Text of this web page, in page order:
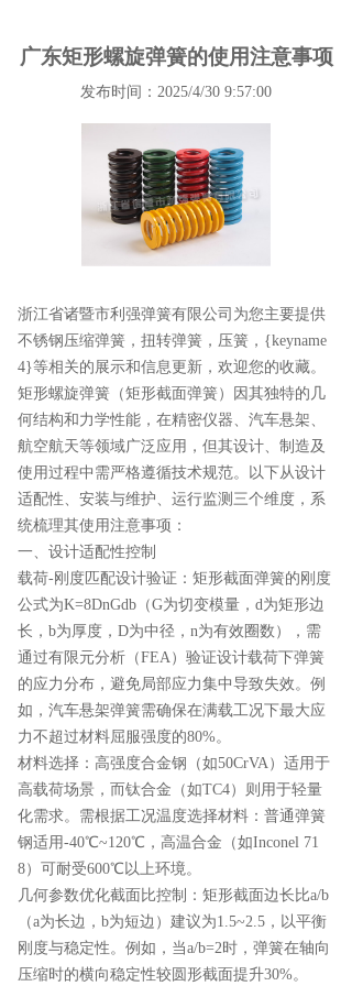
广东矩形螺旋弹簧的使用注意事项
发布时间：2025/4/30 9:57:00
浙江省诸暨市利强弹簧有限公司为您主要提供
不锈钢压缩弹簧 ，扭转弹簧，压簧，{keyname
4}等相关的展示和信息更新，欢迎您的收藏。
矩形螺旋弹簧（矩形截面弹簧）因其独特的几
何结构和力学性能，在精密仪器、汽车悬架、
航空航天等领域广泛应用，但其设计、制造及
使用过程中需严格遵循技术规范。以下从设计
适配性、安装与维护、运行监测三个维度，系
统梳理其使用注意事项：
一、设计适配性控制
载荷-刚度匹配设计验证：矩形截面弹簧的刚度
公式为K=8DnGdb​（G为切变模量，d为矩形边
长，b为厚度，D为中径，n为有效圈数），需
通过有限元分析（FEA）验证设计载荷下弹簧
的应力分布，避免局部应力集中导致失效。例
如，汽车悬架弹簧需确保在满载工况下最大应
力不超过材料屈服强度的80%。
材料选择：高强度合金钢（如50CrVA）适用于
高载荷场景，而钛合金（如TC4）则用于轻量
化需求。需根据工况温度选择材料：普通弹簧
钢适用-40℃~120℃，高温合金（如Inconel 71
8）可耐受600℃以上环境。
几何参数优化截面比控制：矩形截面边长比a/b
（a为长边，b为短边）建议为1.5~2.5，以平衡
刚度与稳定性。例如，当a/b=2时，弹簧在轴向
压缩时的横向稳定性较圆形截面提升30%。